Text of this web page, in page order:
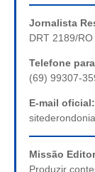
Jornalista
DRT 2189/RO
Telefone
(69) 99307-
E-mail oficial:
Missão
Produzir